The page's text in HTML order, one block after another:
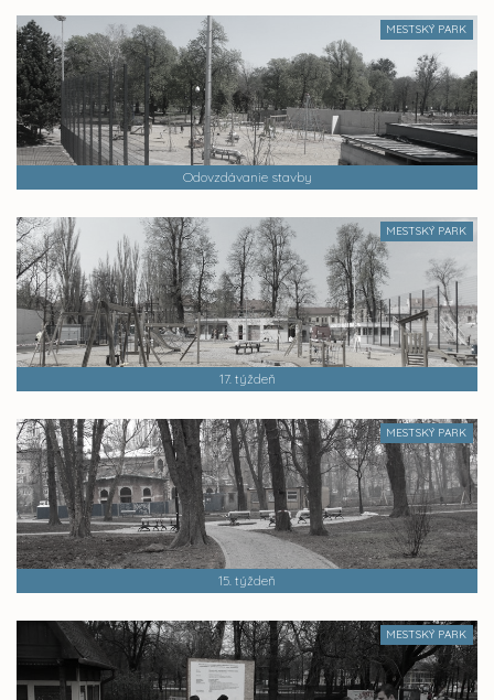
MESTSKÝ PARK
Odovzdávanie stavby
MESTSKÝ PARK
17. týždeň
MESTSKÝ PARK
15. týždeň
MESTSKÝ PARK